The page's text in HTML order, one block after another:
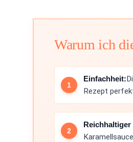
Warum ich
Einfachheit:
Rezept
Reichhaltiger